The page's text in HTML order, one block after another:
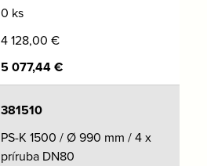
0 ks
4 128,00 €
5 077,44€
381510
PS-K 1500 / Ø 990 mm / 4 x
príruba DN80